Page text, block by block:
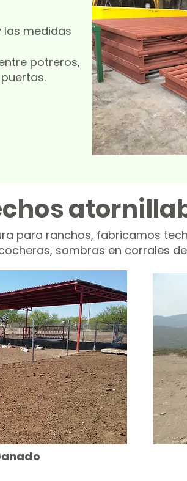
las medidas
potreros,
para ranchos, fabricamos
sombras en corrales